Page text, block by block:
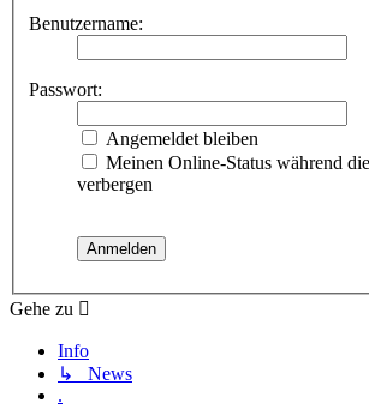
Benutzername:
Passwort:
Angemeldet bleiben
Meinen Online-Status während
verbergen
Gehe zu
Info
↳ News
.